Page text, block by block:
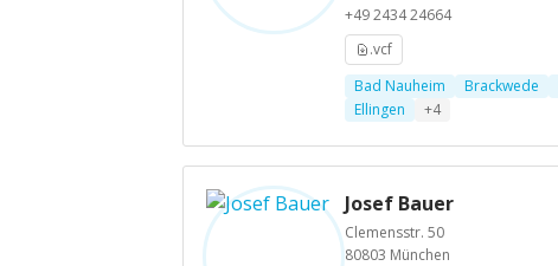
+49 2434 24664
.vcf
Bad Nauheim
Brackwede
Ellingen
+4
Josef Bauer
Clemensstr. 50
80803 München